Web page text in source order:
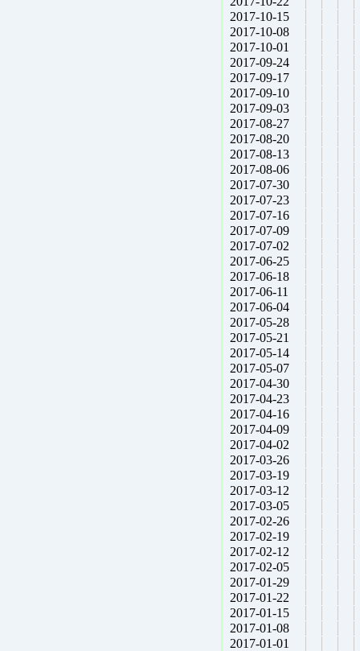
2017-10-15
2017-10-08
2017-10-01
2017-09-24
2017-09-17
2017-09-10
2017-09-03
2017-08-27
2017-08-20
2017-08-13
2017-08-06
2017-07-30
2017-07-23
2017-07-16
2017-07-09
2017-07-02
2017-06-25
2017-06-18
2017-06-11
2017-06-04
2017-05-28
2017-05-21
2017-05-14
2017-05-07
2017-04-30
2017-04-23
2017-04-16
2017-04-09
2017-04-02
2017-03-26
2017-03-19
2017-03-12
2017-03-05
2017-02-26
2017-02-19
2017-02-12
2017-02-05
2017-01-29
2017-01-22
2017-01-15
2017-01-08
2017-01-01